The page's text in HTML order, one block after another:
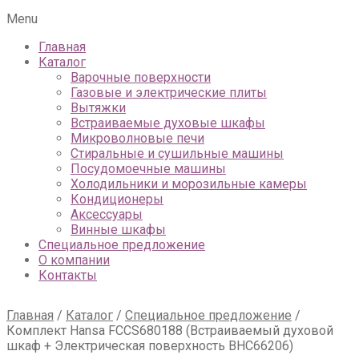
Menu
Главная
Каталог
Варочные поверхности
Газовые и электрические плиты
Вытяжки
Встраиваемые духовые шкафы
Микроволновые печи
Стиральные и сушильные машины
Посудомоечные машины
Холодильники и морозильные камеры
Кондиционеры
Аксессуары
Винные шкафы
Специальное предложение
О компании
Контакты
Главная / Каталог / Специальное предложение /
Комплект Hansa FCCS680188 (Встраиваемый духовой
шкаф + Электрическая поверхность BHC66206)